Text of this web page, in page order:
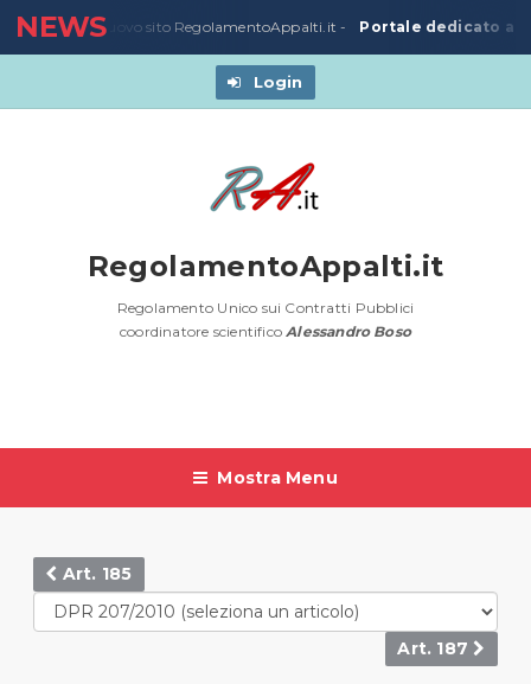
NEWS
03/2020-Nuovo sito RegolamentoAppalti.it - Portale dedicato
Login
RegolamentoAppalti.it
Regolamento Unico sui Contratti Pubblici
coordinatore scientificoAlessandro Boso
Mostra Menu
Art. 185
Art. 187